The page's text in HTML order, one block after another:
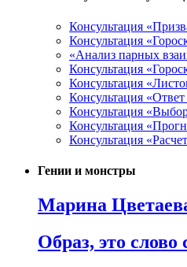
Консультация
Консультация
«Анализ парных
Консультация
Консультация
Консультация
Консультация
Консультация
Консультация
Гении и монстры
Марина
Образ, это слово